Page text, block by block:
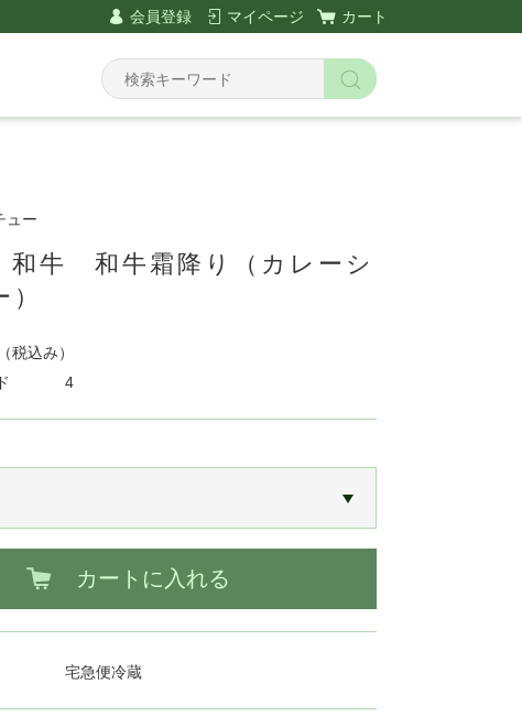
会員登録 マイページ カート
ュー
和牛 和牛霜降り（カレーシ
（税込み）
4
カートに入れる
宅急便冷蔵